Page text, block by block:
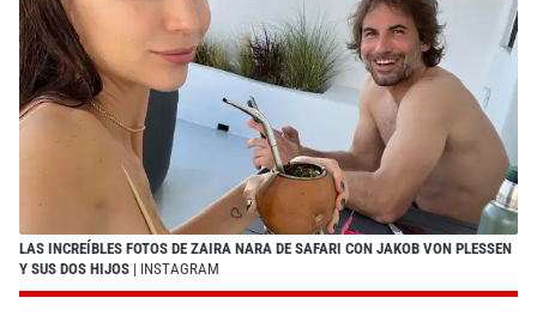
LAS INCREÍBLES FOTOS DE ZAIRA NARA DE SAFARI CON JAKOB VON PLESSEN
Y SUS DOS HIJOS | INSTAGRAM